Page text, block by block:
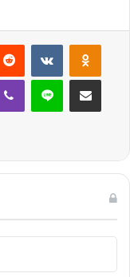
Reddit VKontakte
Viber Line E-Posta ile